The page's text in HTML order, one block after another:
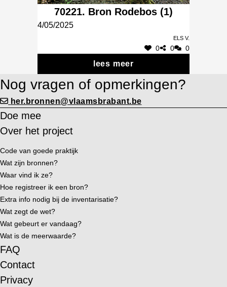
70221. Bron Rodebos (1)
4/05/2025
Els V.
0 0 0
lees meer
Nog vragen of opmerkingen?
her.bronnen@vlaamsbrabant.be
Doe mee
Over het project
Code van goede praktijk
Wat zijn bronnen?
Waar vind ik ze?
Hoe registreer ik een bron?
Extra info nodig bij de inventarisatie?
Wat zegt de wet?
Wat gebeurt er vandaag?
Wat is de meerwaarde?
FAQ
Contact
Privacy